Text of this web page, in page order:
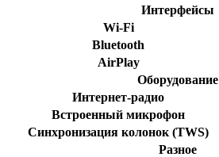
Интерфейсы
Wi-Fi
Bluetooth
AirPlay
Оборудование
Интернет-радио
Встроенный микрофон
Синхронизация колонок (TWS)
Разное